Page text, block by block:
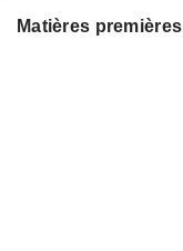
Matières premières